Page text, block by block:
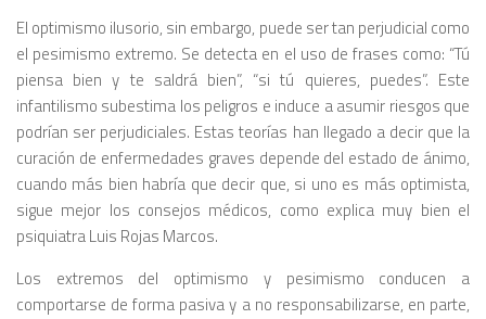
El optimismo ilusorio, sin embargo, puede ser tan perjudicial como
el pesimismo extremo. Se detecta en el uso de frases como: “Tú
piensa bien y te saldrá bien”, “si tú quieres, puedes”. Este
infantilismo subestima los peligros e induce a asumir riesgos que
podrían ser perjudiciales. Estas teorías han llegado a decir que la
curación de enfermedades graves depende del estado de ánimo,
cuando más bien habría que decir que, si uno es más optimista,
sigue mejor los consejos médicos, como explica muy bien el
psiquiatra Luis Rojas Marcos.
Los extremos del optimismo y pesimismo conducen a
comportarse de forma pasiva y a no responsabilizarse, en parte,